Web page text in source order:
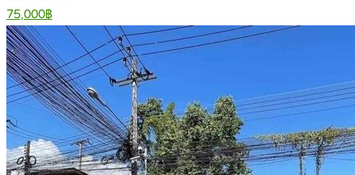
75,000฿